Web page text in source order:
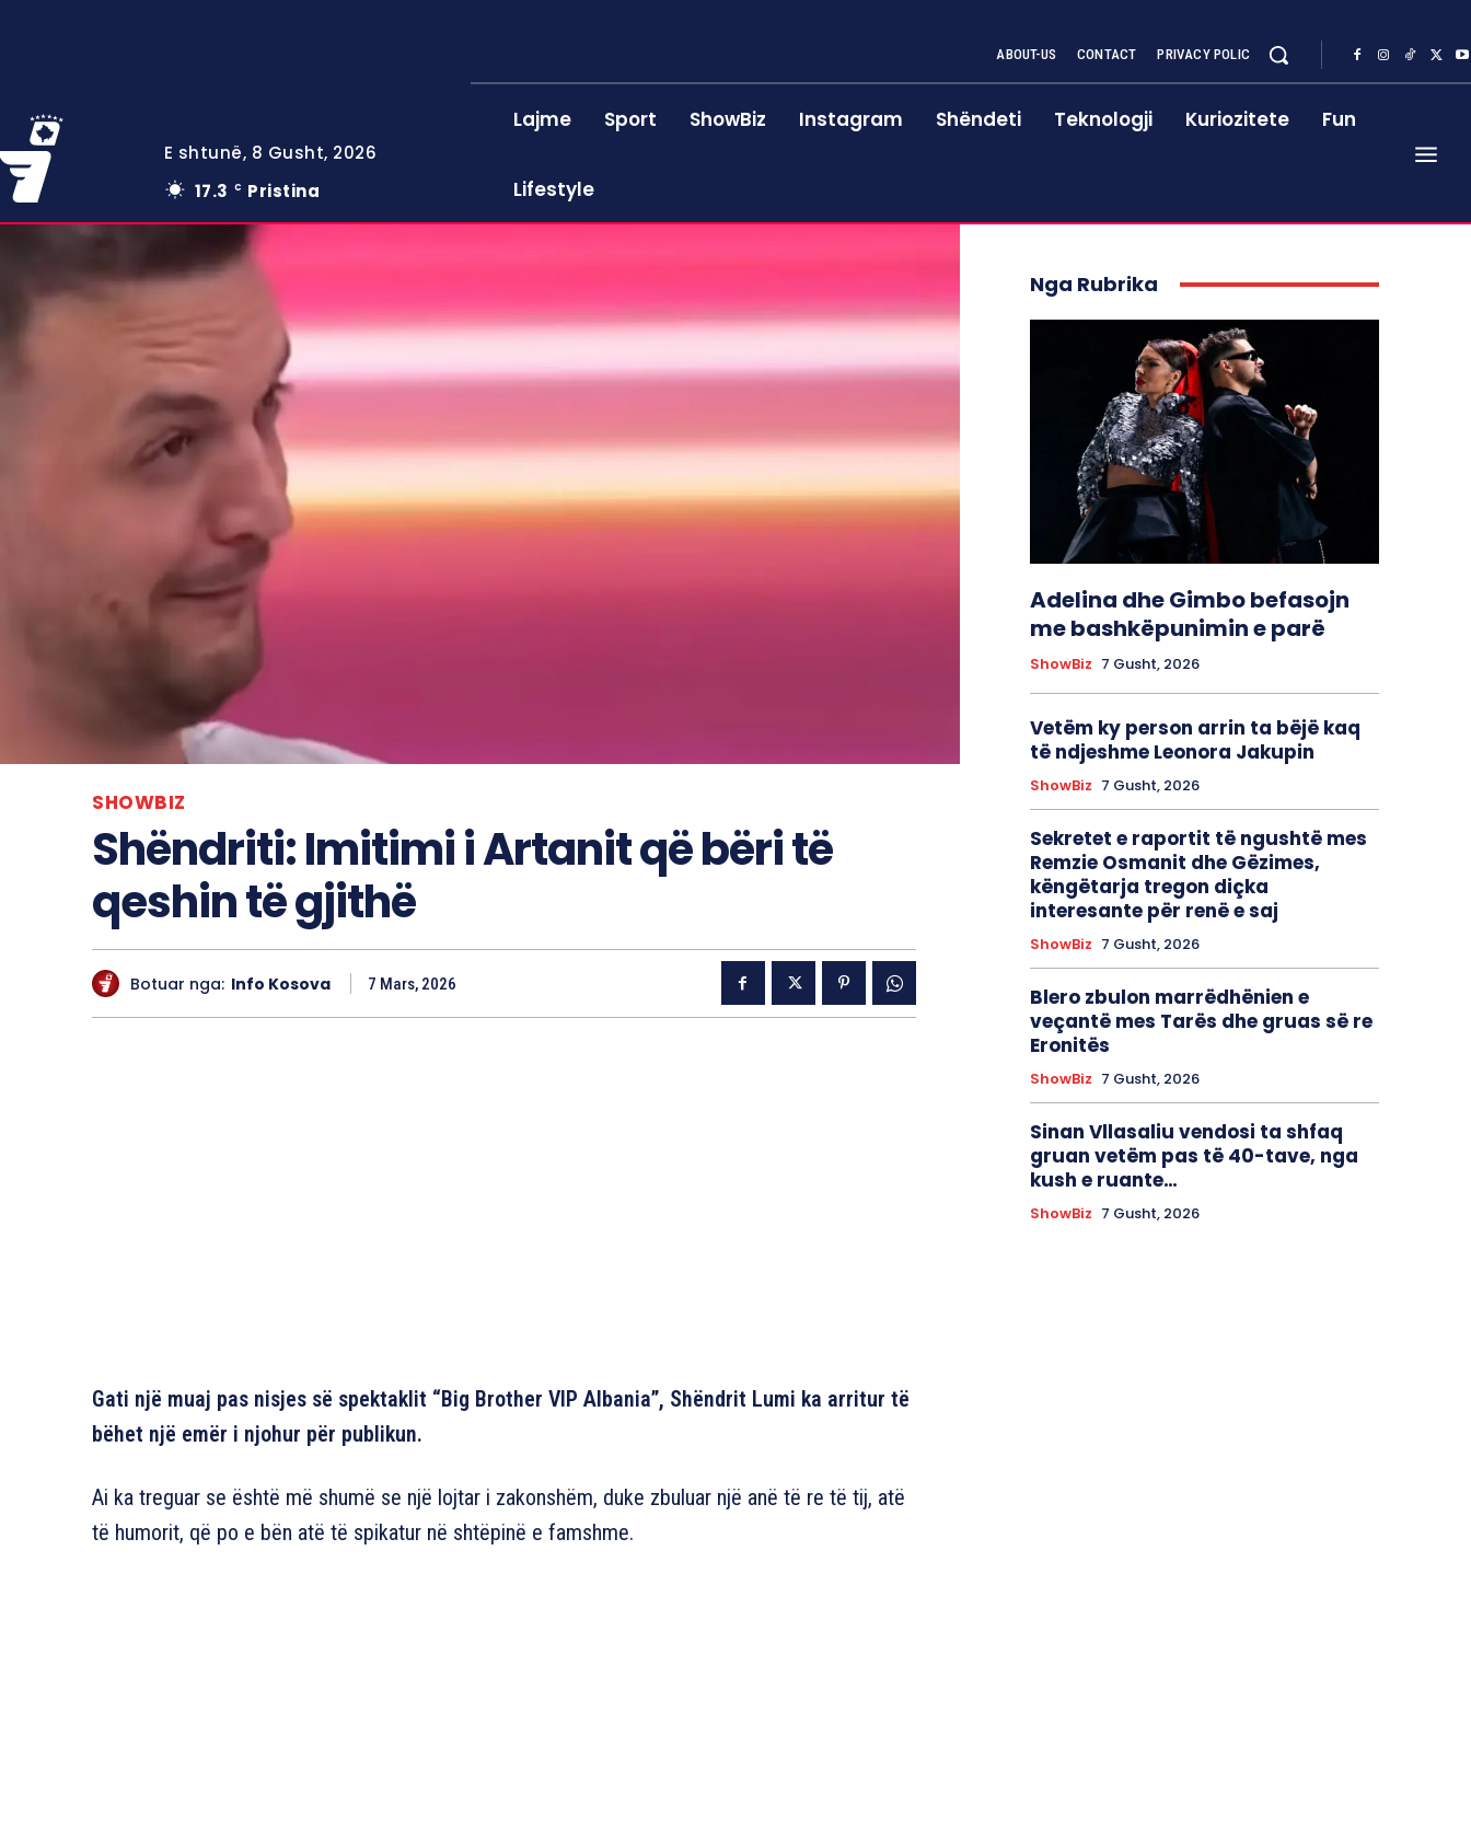
E shtunë, 8 Gusht, 2026
17.3
C Pristina
ABOUT-US CONTACT PRIVACY POLIC
Lajme Sport ShowBiz Instagram Shëndeti Teknologji Kuriozitete Fun
Lifestyle
SHOWBIZ
Shëndriti: Imitimi i Artanit që bëri të
qeshin të gjithë
Botuar nga: Info Kosova 7 Mars, 2026
Gati një muaj pas nisjes së spektaklit “Big Brother VIP Albania”, Shëndrit Lumi ka arritur të
bëhet një emër i njohur për publikun.
Ai ka treguar se është më shumë se një lojtar i zakonshëm, duke zbuluar një anë të re të tij, atë
të humorit, që po e bën atë të spikatur në shtëpinë e famshme.
Nga Rubrika
Adelina dhe Gimbo befasojn
me bashkëpunimin e parë
ShowBiz 7 Gusht, 2026
Vetëm ky person arrin ta bëjë kaq
të ndjeshme Leonora Jakupin
ShowBiz 7 Gusht, 2026
Sekretet e raportit të ngushtë mes
Remzie Osmanit dhe Gëzimes,
këngëtarja tregon diçka
interesante për renë e saj
ShowBiz 7 Gusht, 2026
Blero zbulon marrëdhënien e
veçantë mes Tarës dhe gruas së re
Eronitës
ShowBiz 7 Gusht, 2026
Sinan Vllasaliu vendosi ta shfaq
gruan vetëm pas të 40-tave, nga
kush e ruante…
ShowBiz 7 Gusht, 2026